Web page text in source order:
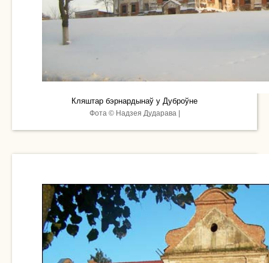
Кляштар бэрнардынаў у Дуброўне
Фота © Надзея Дударава |